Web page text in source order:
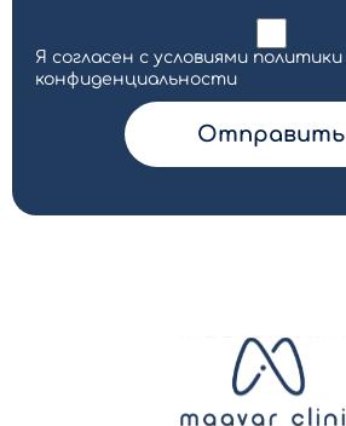
Я согласен с условиями политики
конфиденциальности
Отправить